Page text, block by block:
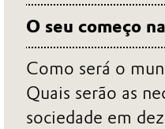
O seu começo
Como será o
Quais serão as
sociedade em